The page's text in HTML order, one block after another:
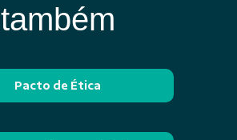
também
Pacto de Ética